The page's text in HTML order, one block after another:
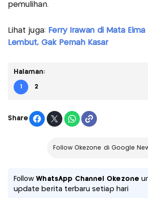
pemulihan.
Lihat juga: Ferry Irawan di Mata Elma
Lembut, Gak Pernah Kasar
Halaman:
1 2
Share
Follow Okezone di Google
FollowWhatsApp Channel Okezone
update berita terbaru setiap hari